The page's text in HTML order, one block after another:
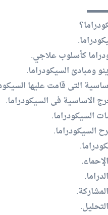
كأسلوب علاجي.
ومبادئ السيكودراما.
التى قامت عليها
الاساسية فى السيكودراما.
السيكودراما.
السيكودراما.